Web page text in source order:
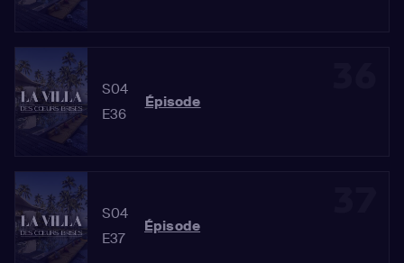
S04
E36
Épisode
S04
E37
Épisode